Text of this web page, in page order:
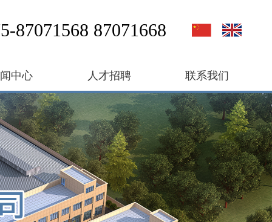
87071568 87071668
中心 人才招聘 联系我们